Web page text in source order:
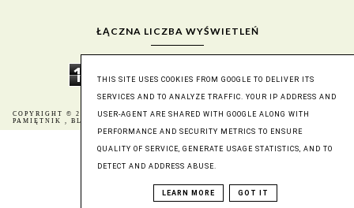
ŁĄCZNA LICZBA WYŚWIETLEŃ
1 9 3 0 1 5 7 6
COPYRIGHT © 2016 BERNIKA - MÓJ KULINARNY
PAMIĘTNIK
, BLOGGER
BLOG DESIGN:
THIS SITE USES COOKIES FROM GOOGLE TO DELIVER ITS
SERVICES AND TO ANALYZE TRAFFIC. YOUR IP ADDRESS AND
USER-AGENT ARE SHARED WITH GOOGLE ALONG WITH
PERFORMANCE AND SECURITY METRICS TO ENSURE
QUALITY OF SERVICE, GENERATE USAGE STATISTICS, AND TO
DETECT AND ADDRESS ABUSE.
LEARN MORE GOT IT